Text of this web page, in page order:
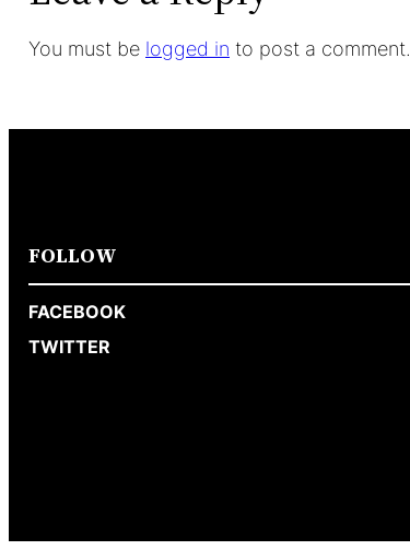
You must be logged in to post a comment.
FOLLOW
FACEBOOK
TWITTER